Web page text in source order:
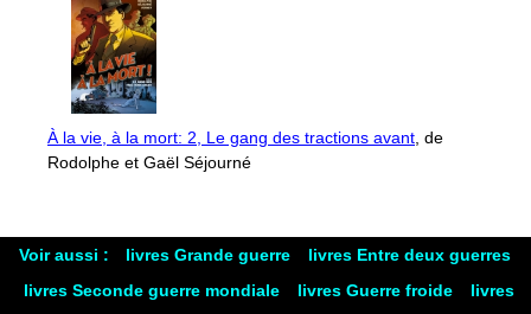
À la vie, à la mort: 2, Le gang des tractions avant, de
Rodolphe et Gaël Séjourné
Voir aussi : livres Grande guerre
livres Entre deux guerres
livres Seconde guerre mondiale
livres Guerre froide
livres